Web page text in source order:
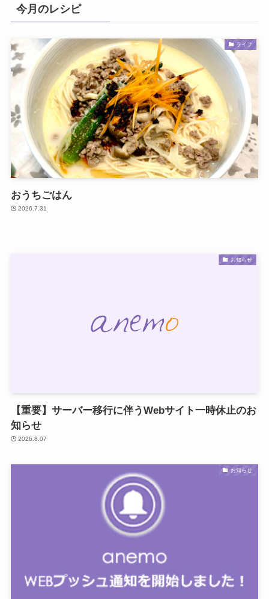
今月のレシピ
ライフ
おうちごはん
2026.7.31
お知らせ
【重要】サーバー移行に伴うWebサイト一時休止のお
知らせ
2026.8.07
お知らせ